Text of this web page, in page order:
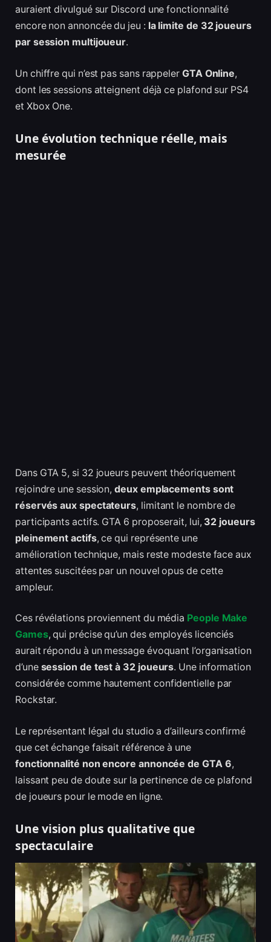
auraient divulgué sur Discord une fonctionnalité
encore non annoncée du jeu : la limite de 32 joueurs
par session multijoueur.
Un chiffre qui n’est pas sans rappeler GTA Online,
dont les sessions atteignent déjà ce plafond sur PS4
et Xbox One.
Une évolution technique réelle, mais
mesurée
Dans GTA 5, si 32 joueurs peuvent théoriquement
rejoindre une session,deux emplacements sont
réservés aux spectateurs, limitant le nombre de
participants actifs. GTA 6 proposerait, lui, 32 joueurs
pleinement actifs, ce qui représente une
amélioration technique, mais reste modeste face aux
attentes suscitées par un nouvel opus de cette
ampleur.
Ces révélations proviennent du média People Make
Games, qui précise qu’un des employés licenciés
aurait répondu à un message évoquant l’organisation
d’une session de test à 32 joueurs. Une information
considérée comme hautement confidentielle par
Rockstar.
Le représentant légal du studio a d’ailleurs confirmé
que cet échange faisait référence à une
fonctionnalité non encore annoncée de GTA 6,
laissant peu de doute sur la pertinence de ce plafond
de joueurs pour le mode en ligne.
Une vision plus qualitative que
spectaculaire